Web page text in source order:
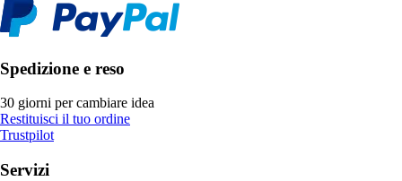
Spedizione e reso
30 giorni per cambiare idea
Restituisci il tuo ordine
Trustpilot
Servizi